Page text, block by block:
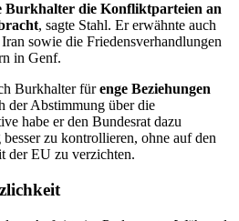
Burkhalter die Konfliktparteien an
, sagte Stahl. Er erwähnte auch
sowie die Friedensverhandlungen
in Genf.
Burkhalter fürenge Beziehungen
der Abstimmung über die
habe er den Bundesrat dazu
zu kontrollieren, ohne auf den
der EU zu verzichten.